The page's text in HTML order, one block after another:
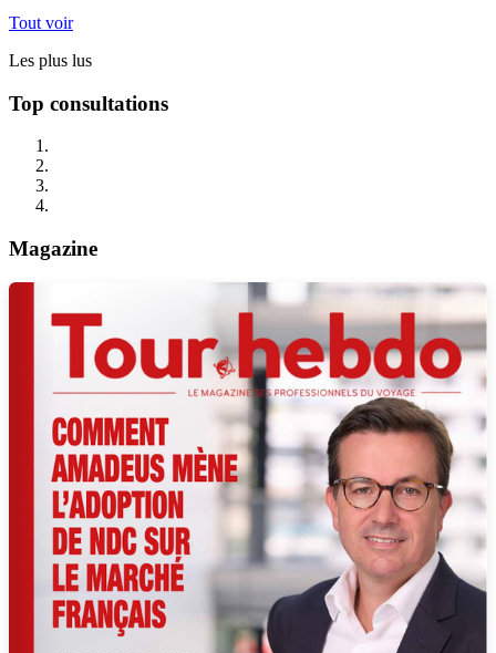
Tout voir
Les plus lus
Top consultations
Magazine